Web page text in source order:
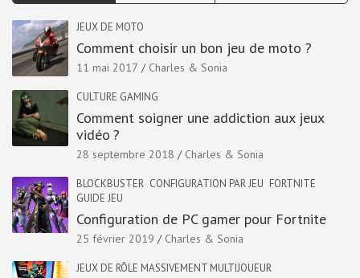
JEUX DE MOTO
Comment choisir un bon jeu de moto ?
11 mai 2017 Charles & Sonia
CULTURE GAMING
Comment soigner une addiction aux jeux
vidéo ?
28 septembre 2018 Charles & Sonia
BLOCKBUSTER CONFIGURATION PAR JEU FORTNITE
GUIDE JEU
Configuration de PC gamer pour Fortnite
25 février 2019 Charles & Sonia
JEUX DE RÔLE MASSIVEMENT MULTIJOUEUR